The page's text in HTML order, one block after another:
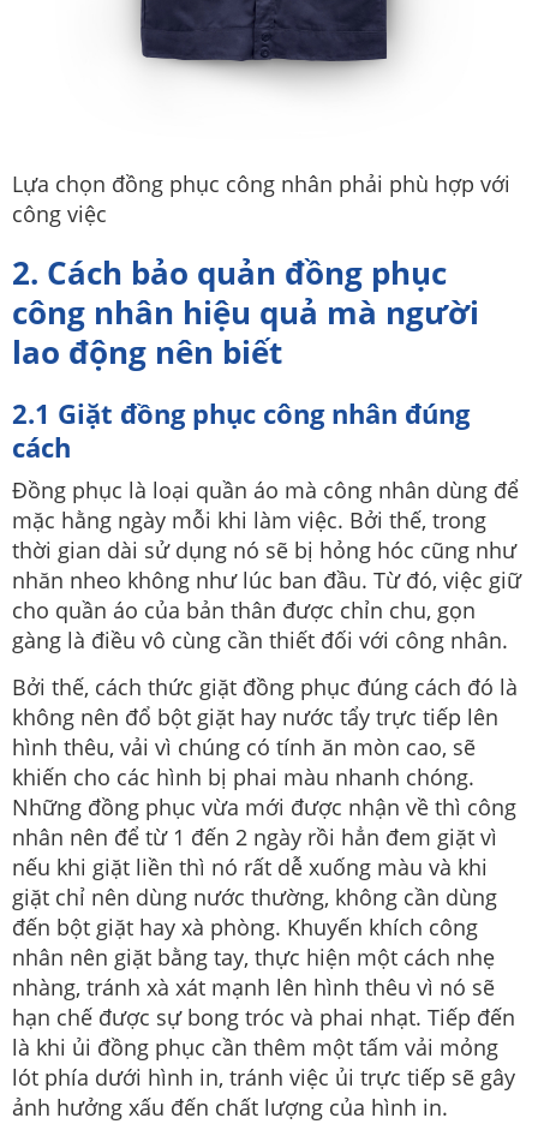
Lựa chọn đồng phục công nhân phải phù hợp với
công việc
2. Cách bảo quản đồng phục
công nhân hiệu quả mà người
lao động nên biết
2.1 Giặt đồng phục công nhân đúng
cách
Đồng phục là loại quần áo mà công nhân dùng để
mặc hằng ngày mỗi khi làm việc. Bởi thế, trong
thời gian dài sử dụng nó sẽ bị hỏng hóc cũng như
nhăn nheo không như lúc ban đầu. Từ đó, việc giữ
cho quần áo của bản thân được chỉn chu, gọn
gàng là điều vô cùng cần thiết đối với công nhân.
Bởi thế, cách thức giặt đồng phục đúng cách đó là
không nên đổ bột giặt hay nước tẩy trực tiếp lên
hình thêu, vải vì chúng có tính ăn mòn cao, sẽ
khiến cho các hình bị phai màu nhanh chóng.
Những đồng phục vừa mới được nhận về thì công
nhân nên để từ 1 đến 2 ngày rồi hẳn đem giặt vì
nếu khi giặt liền thì nó rất dễ xuống màu và khi
giặt chỉ nên dùng nước thường, không cần dùng
đến bột giặt hay xà phòng. Khuyến khích công
nhân nên giặt bằng tay, thực hiện một cách nhẹ
nhàng, tránh xà xát mạnh lên hình thêu vì nó sẽ
hạn chế được sự bong tróc và phai nhạt. Tiếp đến
là khi ủi đồng phục cần thêm một tấm vải mỏng
lót phía dưới hình in, tránh việc ủi trực tiếp sẽ gây
ảnh hưởng xấu đến chất lượng của hình in.